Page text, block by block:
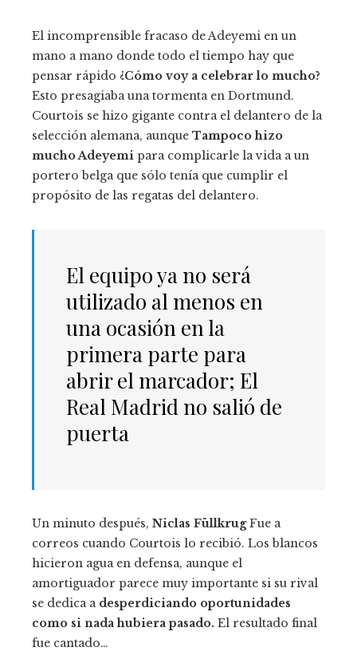
El incomprensible fracaso de Adeyemi en un
mano a mano donde todo el tiempo hay que
pensar rápido ¿Cómo voy a celebrar lo mucho?
Esto presagiaba una tormenta en Dortmund.
Courtois se hizo gigante contra el delantero de la
selección alemana, aunque Tampoco hizo
mucho Adeyemi para complicarle la vida a un
portero belga que sólo tenía que cumplir el
propósito de las regatas del delantero.
El equipo ya no será
utilizado al menos en
una ocasión en la
primera parte para
abrir el marcador; El
Real Madrid no salió de
puerta
Un minuto después, Niclas FüllkrugFue a
correos cuando Courtois lo recibió. Los blancos
hicieron agua en defensa, aunque el
amortiguador parece muy importante si su rival
se dedica a desperdiciando oportunidades
como si nada hubiera pasado. El resultado final
fue cantado…